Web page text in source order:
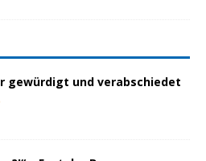
gewürdigt und verabschiedet